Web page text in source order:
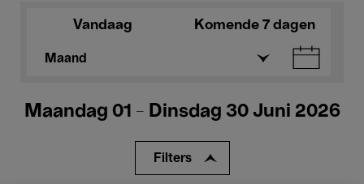
Vandaag Komende 7 dagen
Maand
Maandag 01 - Dinsdag 30 Juni 2026
Filters